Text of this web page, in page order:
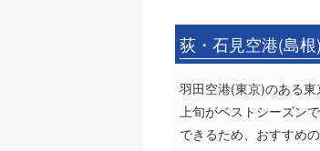
荻・石見空港(島
羽田空港(東京)のある
上旬がベストシーズン
できるため、おすすめ